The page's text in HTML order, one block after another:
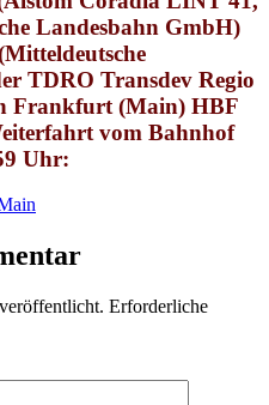
Landesbahn GmbH)
TDRO Transdev Regio
Frankfurt (Main) HBF
vom Bahnhof
Uhr:
Erforderliche